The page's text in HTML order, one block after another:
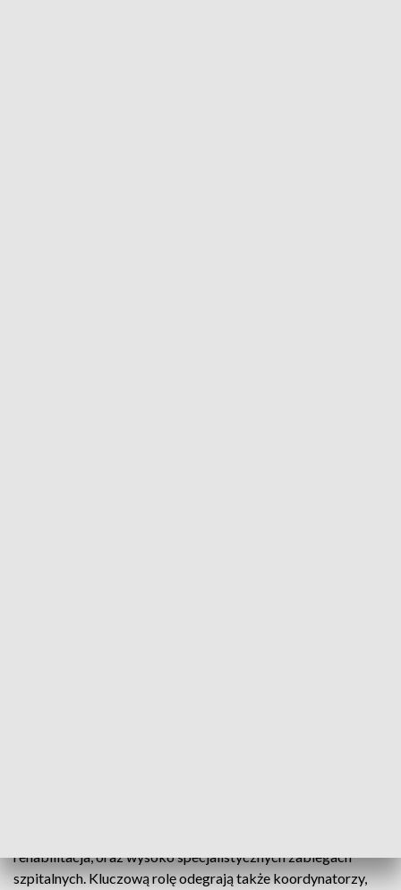
rehabilitacja, oraz wysoko specjalistycznych zabiegach
szpitalnych. Kluczową rolę odegrają także koordynatorzy,